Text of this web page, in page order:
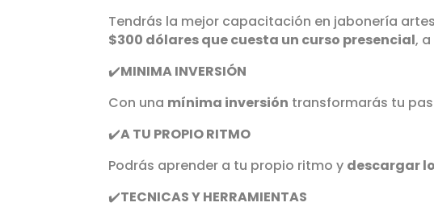
Tendrás la mejor capacitación en jabonería
$300 dólares que cuesta un curso presencial,
✔️MINIMA INVERSIÓN
Con una mínima inversión transformarás tu
✔️A TU PROPIO RITMO
Podrás aprender a tu propio ritmo y descargar
✔️TECNICAS Y HERRAMIENTAS